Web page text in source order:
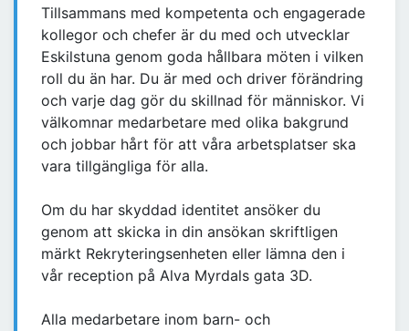
Tillsammans med kompetenta och engagerade
kollegor och chefer är du med och utvecklar
Eskilstuna genom goda hållbara möten i vilken
roll du än har. Du är med och driver förändring
och varje dag gör du skillnad för människor. Vi
välkomnar medarbetare med olika bakgrund
och jobbar hårt för att våra arbetsplatser ska
vara tillgängliga för alla.
Om du har skyddad identitet ansöker du
genom att skicka in din ansökan skriftligen
märkt Rekryteringsenheten eller lämna den i
vår reception på Alva Myrdals gata 3D.
Alla medarbetare inom barn- och